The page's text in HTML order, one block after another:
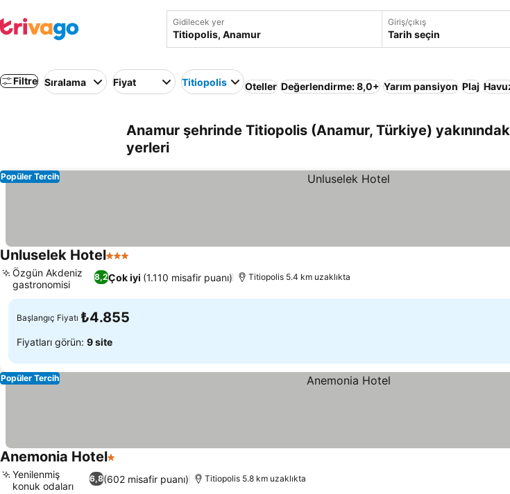
Gidilecek yer Giriş/çıkış
Tarih seçin
Filtre Sıralama Fiyat Titiopolis Oteller Değerlendirme: 8,0+ Yarım pansiyon Plaj
Anamur şehrinde Titiopolis (Anamur, Türkiye)
yerleri
Popüler Tercih
Unluselek Hotel3 Yıldız
8,2Çok iyi (1.110 misafir puanı)
Özgün Akdeniz
gastronomisi
Titiopolis 5.4 km uzaklıkta
Başlangıç Fiyatı ₺4.855
Fiyatları görün: 9 site
Popüler Tercih
Anemonia Hotel1 Yıldız
6,8(602 misafir puanı)
Yenilenmiş
konuk odaları
Titiopolis 5.8 km uzaklıkta